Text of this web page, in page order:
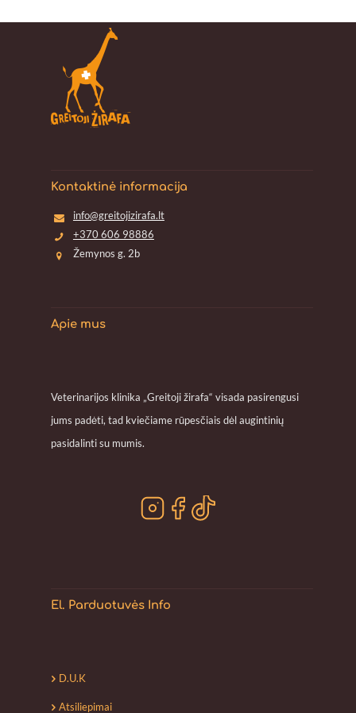
Kontaktinė informacija
info@greitojizirafa.lt
+370 606 98886
Žemynos g. 2b
Apie mus
Veterinarijos klinika „Greitoji žirafa“ visada pasirengusi
jums padėti, tad kviečiame rūpesčiais dėl augintinių
pasidalinti su mumis.
El. Parduotuvės Info
D.U.K
Atsiliepimai